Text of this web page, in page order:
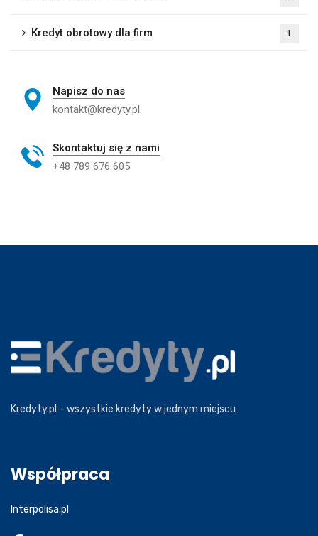
Kredyt obrotowy dla firm 1
Napisz do nas
kontakt@kredyty.pl
Skontaktuj się z nami
+48 789 676 605
Kredyty.pl – wszystkie kredyty w jednym miejscu
Współpraca
Interpolisa.pl